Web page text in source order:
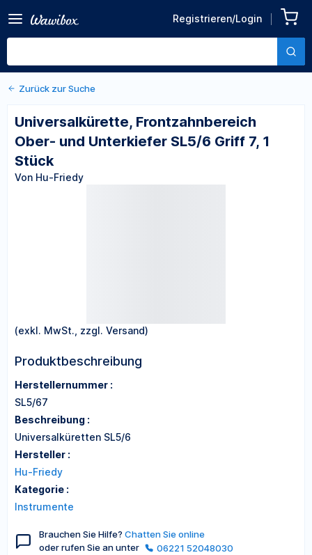
Registrieren/Login
Frontzahnbereich Ober- und
Unterkiefer SL5/6 Griff 7, 1
Von Hu-Friedy
Zurück zu den Produktdetails
Zurück zur Suche
Universalkürette, Frontzahnbereich
Ober- und Unterkiefer SL5/6 Griff 7, 1
Stück
Von Hu-Friedy
(exkl. MwSt., zzgl. Versand)
Produktbeschreibung
Herstellernummer :
SL5/67
Beschreibung :
Universalküretten SL5/6
Hersteller :
Hu-Friedy
Kategorie :
Instrumente
Brauchen Sie Hilfe? Chatten Sie online
oder rufen Sie an unter
06221 52048030